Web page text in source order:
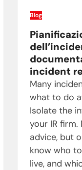
Blog
incident
Many
what to do
Isolate the
your IR firm.
advice, but
know who
live, and